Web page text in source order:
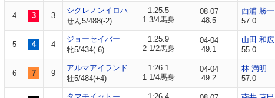
4 3 3
シクレノンイロハ
せん5/488(-2)
1:25.5
1 3/4馬身
08-07
48.5
西浦 勝一
57.0
5 4 4
ジョーセイバー
牝5/434(-6)
1:25.9
2 1/2馬身
04-04
49.1
山田 和広
55.0
6 7 9
アルマアイランド
牡5/484(+4)
1:26.1
1 1/4馬身
04-04
49.2
林 満明
57.0